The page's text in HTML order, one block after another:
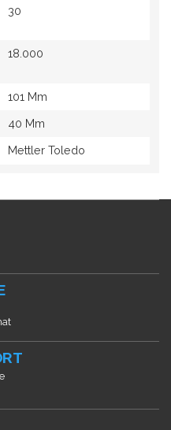
30
18.000
101 Mm
40 Mm
Mettler Toledo